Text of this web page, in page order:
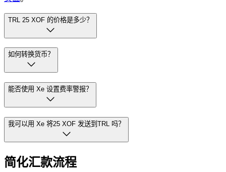
TRL 25 XOF 的价格是多少？
如何转换货币？
能否使用 Xe 设置费率警报？
我可以用 Xe 将25 XOF 发送到TRL 吗？
简化汇款流程